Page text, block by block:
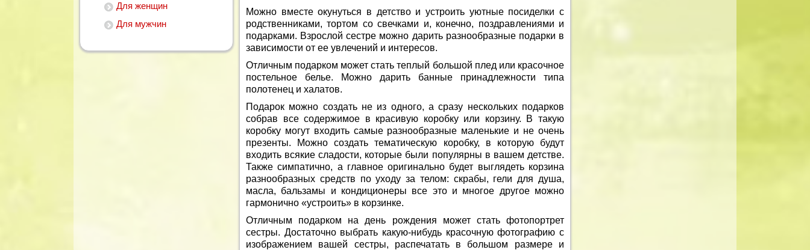
Для женщин
Для мужчин
Можно вместе окунуться в детство и устроить уютные посиделки с
родственниками, тортом со свечками и, конечно, поздравлениями и
подарками. Взрослой сестре можно дарить разнообразные подарки в
зависимости от ее увлечений и интересов.
Отличным подарком может стать теплый большой плед или красочное
постельное белье. Можно дарить банные принадлежности типа
полотенец и халатов.
Подарок можно создать не из одного, а сразу нескольких подарков
собрав все содержимое в красивую коробку или корзину. В такую
коробку могут входить самые разнообразные маленькие и не очень
презенты. Можно создать тематическую коробку, в которую будут
входить всякие сладости, которые были популярны в вашем детстве.
Также симпатично, а главное оригинально будет выглядеть корзина
разнообразных средств по уходу за телом: скрабы, гели для душа,
масла, бальзамы и кондиционеры все это и многое другое можно
гармонично «устроить» в корзинке.
Отличным подарком на день рождения может стать фотопортрет
сестры. Достаточно выбрать какую-нибудь красочную фотографию с
изображением вашей сестры, распечатать в большом размере и